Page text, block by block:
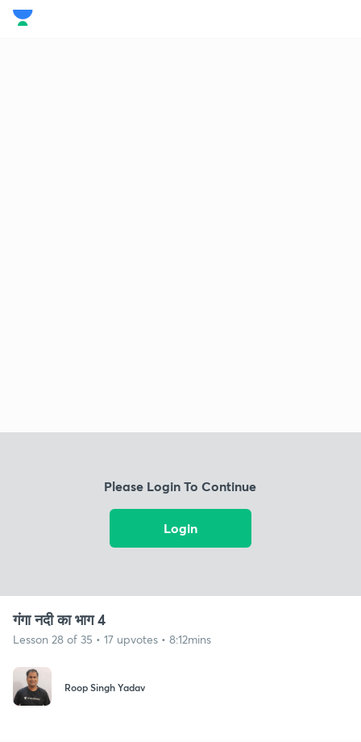
Please Login To Continue
Login
गंगा नदी का भाग 4
Lesson 28 of 35 • 17 upvotes • 8:12mins
Roop Singh Yadav